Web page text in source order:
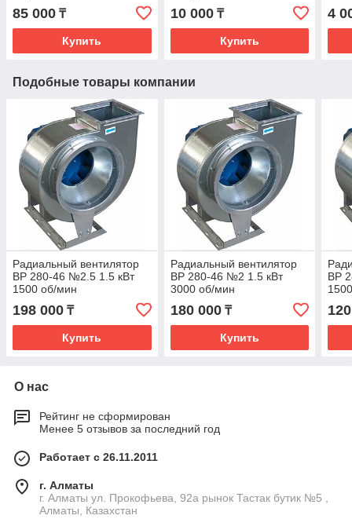
85 000 ₸
Купить
10 000₸
Купить
4
Подобные товары компании
Радиальный вентилятор
ВР 280-46 №2.5 1.5 кВт
1500 об/мин
198 000 ₸
Купить
Радиальный вентилятор
ВР 280-46 №2 1.5 кВт
3000 об/мин
180 000₸
Купить
ВР
О нас
Рейтинг не сформирован
Менее 5 отзывов за последний год
Работает с 26.11.2011
г. Алматы
г. Алматы ул. Прокофьева, 92а рынок Тастак бутик №5 ,
Алматы, Казахстан